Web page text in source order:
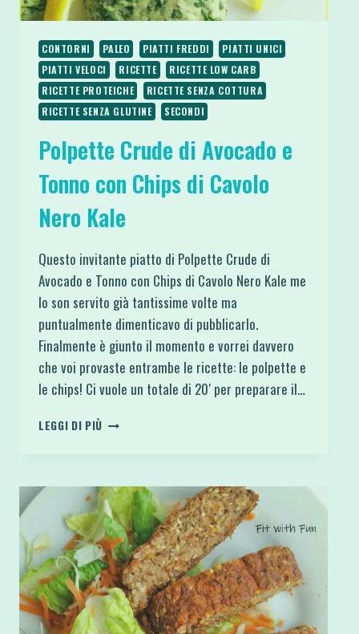
CONTORNI PALEO PIATTI FREDDI
PIATTI UNICI
PIATTI VELOCI
RICETTE
RICETTE LOW CARB
RICETTE PROTEICHE
RICETTE SENZA COTTURA
RICETTE SENZA GLUTINE
SECONDI
Polpette Crude di Avocado e
Tonno con Chips di Cavolo
Nero Kale
Questo invitante piatto di Polpette Crude di
Avocado e Tonno con Chips di Cavolo Nero Kale me
lo son servito già tantissime volte ma
puntualmente dimenticavo di pubblicarlo.
Finalmente è giunto il momento e vorrei davvero
che voi provaste entrambe le ricette: le polpette e
le chips! Ci vuole un totale di 20′ per preparare il…
LEGGI DI PIÙ POLPETTE
E
TONNO
CON
CHIPS
DI
CAVOLO
NERO
KALE